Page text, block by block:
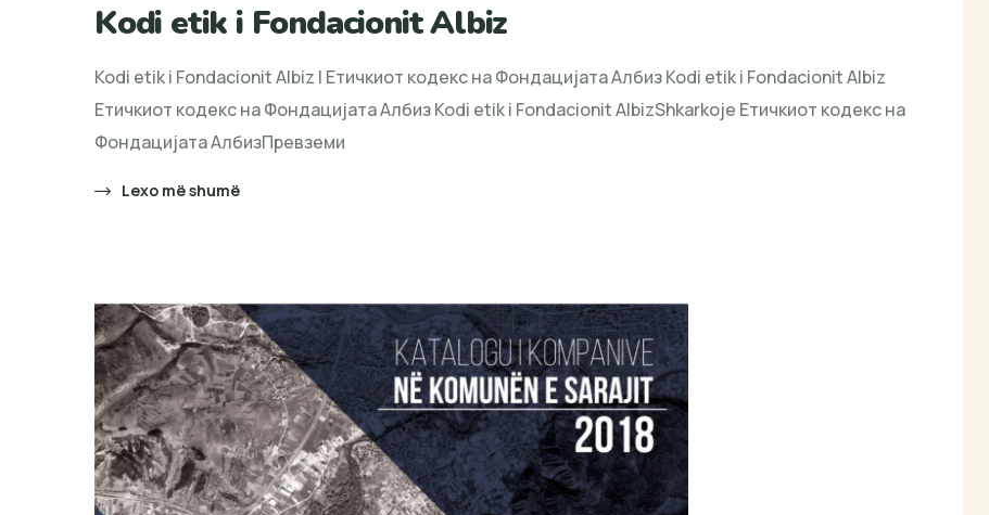
Kodi etik i Fondacionit Albiz
Kodi etik i Fondacionit Albiz | Етичкиот кодекс на Фондацијата Албиз Kodi etik i Fondacionit Albiz
Етичкиот кодекс на Фондацијата Албиз Kodi etik i Fondacionit AlbizShkarkoje Етичкиот кодекс на
Фондацијата АлбизПревземи
Lexo më shumë